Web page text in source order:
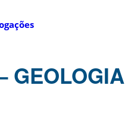
GEOLOGIA